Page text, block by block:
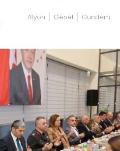
Afyon Genel Gündem